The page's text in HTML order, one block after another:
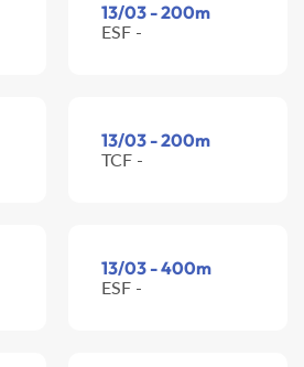
13/03 - 200m
ESF -
13/03 - 200m
TCF -
13/03 - 400m
ESF -